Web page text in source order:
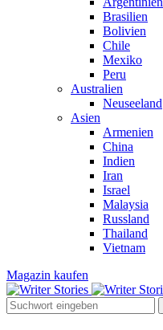
Brasilien
Bolivien
Chile
Mexiko
Peru
Australien
Neuseeland
Asien
Armenien
China
Indien
Iran
Israel
Malaysia
Russland
Thailand
Vietnam
Magazin kaufen